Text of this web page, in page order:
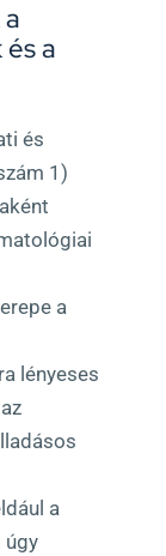
a
és
1)
a
lényeses
a
úgy